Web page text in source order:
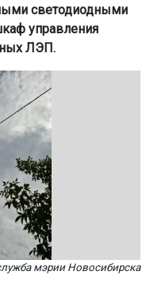
светодиодными
управления
ЛЭП.
мэрии Новосибирска